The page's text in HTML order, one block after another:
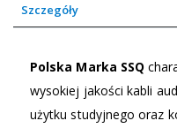
Szczegóły
Polska Marka SSQ
wysokiej jakości kabli
użytku studyjnego oraz